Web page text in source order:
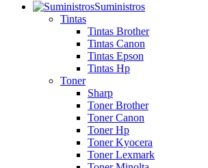
Suministros
Tintas
Tintas Brother
Tintas Canon
Tintas Epson
Tintas Hp
Toner
Sharp
Toner Brother
Toner Canon
Toner Hp
Toner Kyocera
Toner Lexmark